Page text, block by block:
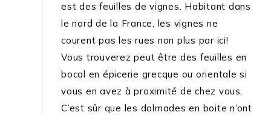
est des feuilles de vignes. Habitant dans
le nord de la France, les vignes ne
courent pas les rues non plus par ici!
Vous trouverez peut être des feuilles en
bocal en épicerie grecque ou orientale si
vous en avez à proximité de chez vous.
C’est sûr que les dolmades en boite n’ont